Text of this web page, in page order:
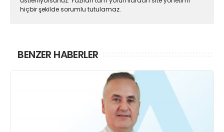
hiçbir şekilde sorumlu tutulamaz.
BENZER HABERLER